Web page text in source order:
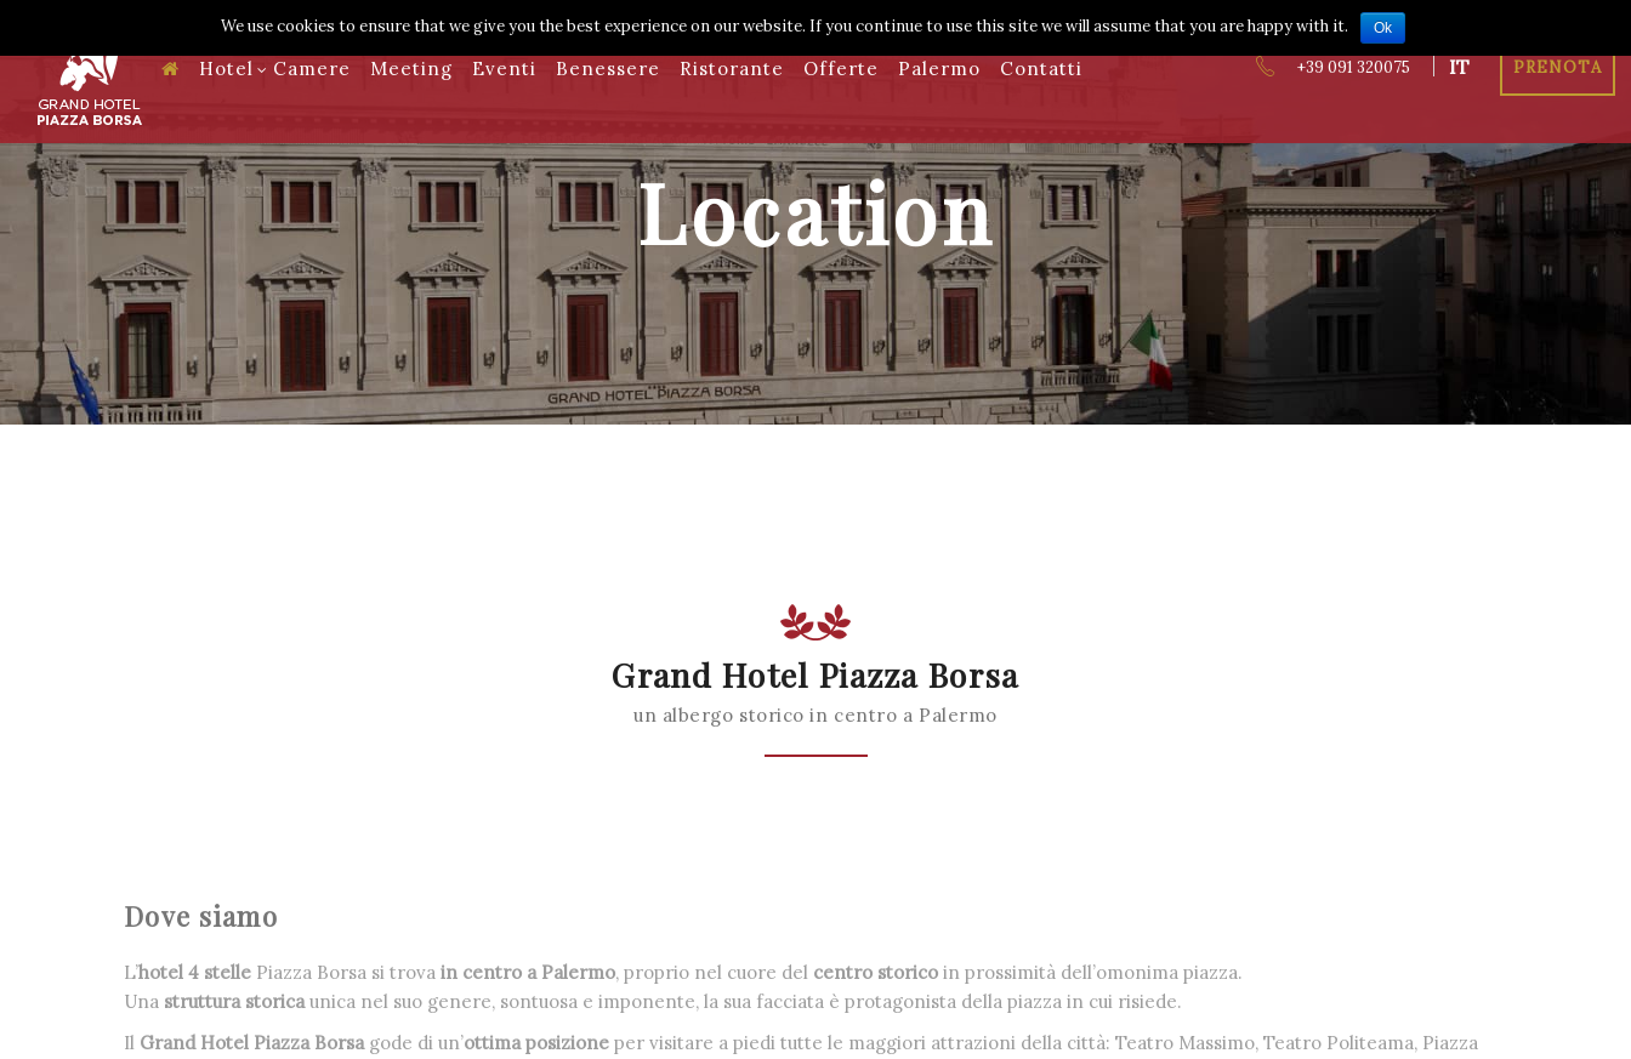
Hotel Camere Meeting Eventi Benessere Ristorante Offerte Palermo Contatti +39 091 320075 IT PRENOTA
Location
Grand Hotel Piazza Borsa
un albergo storico in centro a Palermo
Dove siamo
L’hotel 4 stelle Piazza Borsa si trova in centro a Palermo, proprio nel cuore del centro storico in prossimità dell’omonima piazza.
Una struttura storicaunica nel suo genere, sontuosa e imponente, la sua facciata è protagonista della piazza in cui risiede.
Il Grand Hotel Piazza Borsagode di un’ottima posizione per visitare a piedi tutte le maggiori attrazioni della città: Teatro Massimo, Teatro Politeama, Piazza
We use cookies to ensure that we give you the best experience on our website. If you continue to use this site we will assume that you are happy with it. Ok